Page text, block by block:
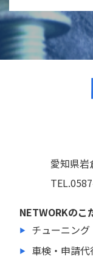
愛知県
NETWORKのこ
チューニング
車検・申請代